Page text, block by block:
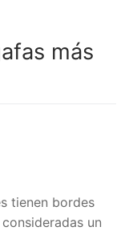
adecuada
rostro más
tienen bordes
un